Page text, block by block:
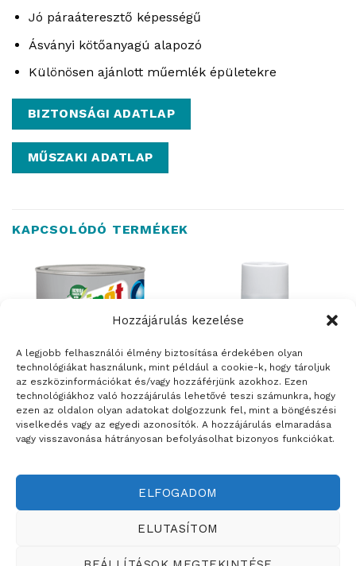
Hozzájárulás kezelése
A legjobb felhasználói élmény biztosítása érdekében olyan
technológiákat használunk, mint például a cookie-k, hogy tároljuk
az eszközinformációkat és/vagy hozzáférjünk azokhoz. Ezen
technológiákhoz való hozzájárulás lehetővé teszi számunkra, hogy
ezen az oldalon olyan adatokat dolgozzunk fel, mint a böngészési
viselkedés vagy az egyedi azonosítók. A hozzájárulás elmaradása
vagy visszavonása hátrányosan befolyásolhat bizonyos funkciókat.
ELFOGADOM
ELUTASÍTOM
Jó páraáteresztő képességű
Ásványi kötőanyagú alapozó
Különösen ajánlott műemlék épületekre
BIZTONSÁGI ADATLAP
MŰSZAKI ADATLAP
KAPCSOLÓDÓ TERMÉKEK
FESTÉKEK
TRINÁT unitop univerzális
FESTÉKEK
TRINÁT spray háztartási gép
Weboldalt készítette:
ÉRTÉKESÍTÉSI TERÜLETEINK